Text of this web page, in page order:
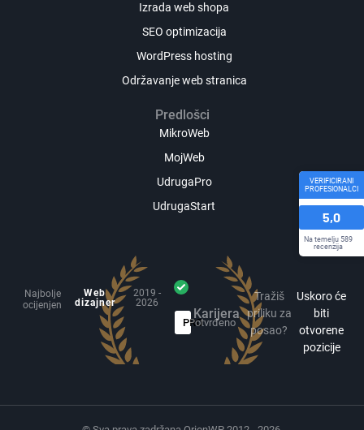
Izrada web shopa
SEO optimizacija
WordPress hosting
Održavanje web stranica
Predlošci
MikroWeb
MojWeb
UdrugaPro
UdrugaStart
Najbolje
ocijenjen
Web
dizajner
2019 -
2026
PRO
Potvrđeno
Karijera
Tražiš
priliku za
posao?
Uskoro će
biti
otvorene
pozicije
VERIFICIRANI
PROFESIONALCI
5,0
Na temelju 589
recenzija